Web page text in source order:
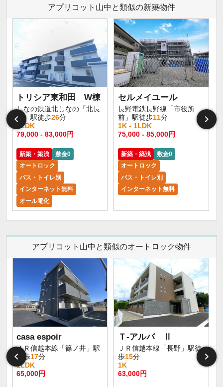
アプリコット山中と類似の新築物件
トリシア東和田 W棟
しなの鉄道北しなの「北長
野」駅徒歩26分
1LDK
79,000 - 83,000円
新築・築浅
敷金0
オートロック
バス・トイレ別
インターネット無料
オール電化
セルメイユール
長野電鉄長野線「市役所
前」駅徒歩11分
1K - 1LDK
75,000 - 85,000円
新築・築浅
敷金0
オートロック
バス・トイレ別
インターネット無料
アプリコット山中と類似のオートロック物件
casa espoir
ＪＲ信越本線「篠ノ井」駅
徒歩17分
1LDK
65,000円
Ｔ-アルバ Ⅱ
ＪＲ信越本線「長野」駅徒
歩15分
1K
63,000円